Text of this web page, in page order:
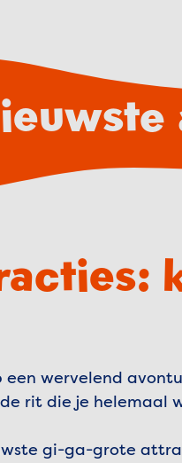
wervelend
rit die je helemaal
gi-ga-grote